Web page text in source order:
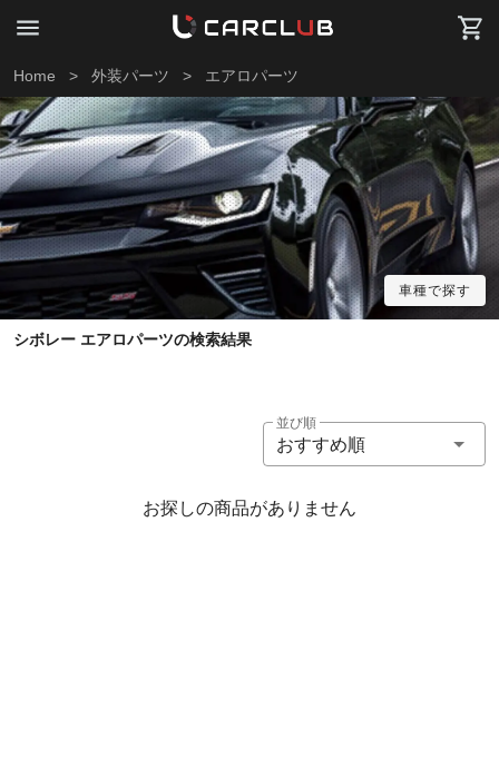
Home > 外装パーツ > エアロパーツ
車種で探す
シボレー エアロパーツの検索結果
並び順
おすすめ順
お探しの商品がありません